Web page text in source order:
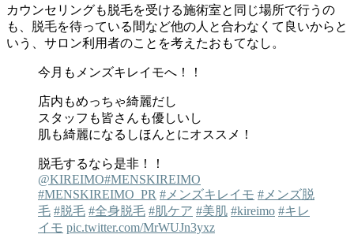
カウンセリングも脱毛を受ける施術室と同じ場所で行うの
も、脱毛を待っている間など他の人と合わなくて良いからと
いう、サロン利用者のことを考えたおもてなし。
今月もメンズキレイモへ！！
店内もめっちゃ綺麗だし
スタッフも皆さんも優しいし
肌も綺麗になるしほんとにオススメ！
脱毛するなら是非！！
@KIREIMO#MENSKIREIMO
#MENSKIREIMO_PR #メンズキレイモ #メンズ脱
毛 #脱毛 #全身脱毛 #肌ケア #美肌 #kireimo #キレ
イモ pic.twitter.com/MrWUJn3yxz